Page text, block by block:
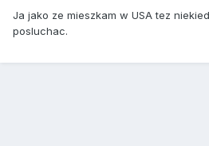
Ja jako ze mieszkam w USA tez
posluchac.